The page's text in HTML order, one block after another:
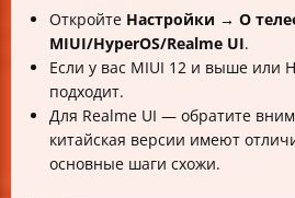
Откройте Настройки → О
MIUI/HyperOS/Realme UI.
Если у вас MIUI 12 и выше или
подходит.
Для Realme UI — обратите
китайская версии имеют
основные шаги схожи.